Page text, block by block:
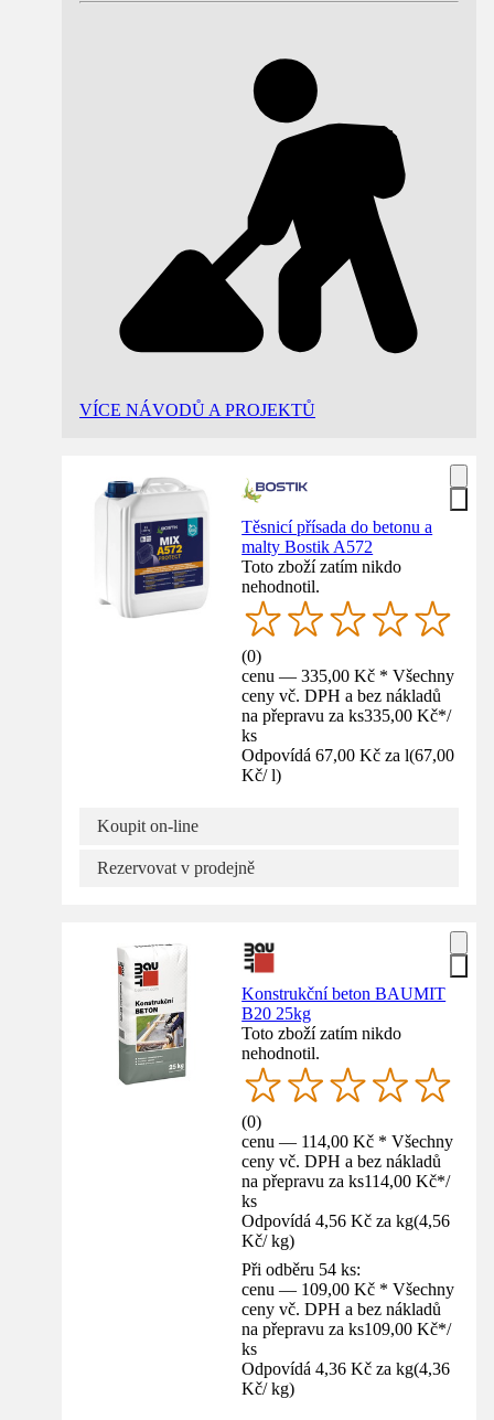
VÍCE NÁVODŮ A PROJEKTŮ
Těsnicí přísada do betonu a
malty Bostik A572
Toto zboží zatím nikdo
nehodnotil.
(0)
cenu — 335,00 Kč * Všechny
ceny vč. DPH a bez nákladů
na přepravu za ks335,00 Kč*/
ks
Odpovídá 67,00 Kč za l(67,00
Kč/ l)
Koupit on-line
Rezervovat v prodejně
Konstrukční beton BAUMIT
B20 25kg
Toto zboží zatím nikdo
nehodnotil.
(0)
cenu — 114,00 Kč * Všechny
ceny vč. DPH a bez nákladů
na přepravu za ks114,00 Kč*/
ks
Odpovídá 4,56 Kč za kg(4,56
Kč/ kg)
Při odběru 54 ks:
cenu — 109,00 Kč * Všechny
ceny vč. DPH a bez nákladů
na přepravu za ks109,00 Kč*/
ks
Odpovídá 4,36 Kč za kg(4,36
Kč/ kg)